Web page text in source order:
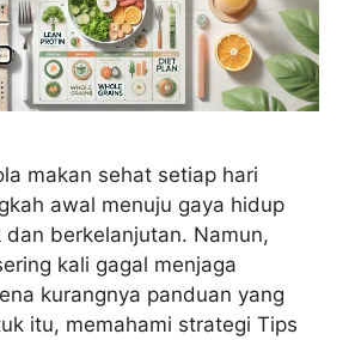
makan sehat setiap hari
awal menuju gaya hidup
berkelanjutan. Namun,
kali gagal menjaga
kurangnya panduan yang
itu, memahami strategi Tips